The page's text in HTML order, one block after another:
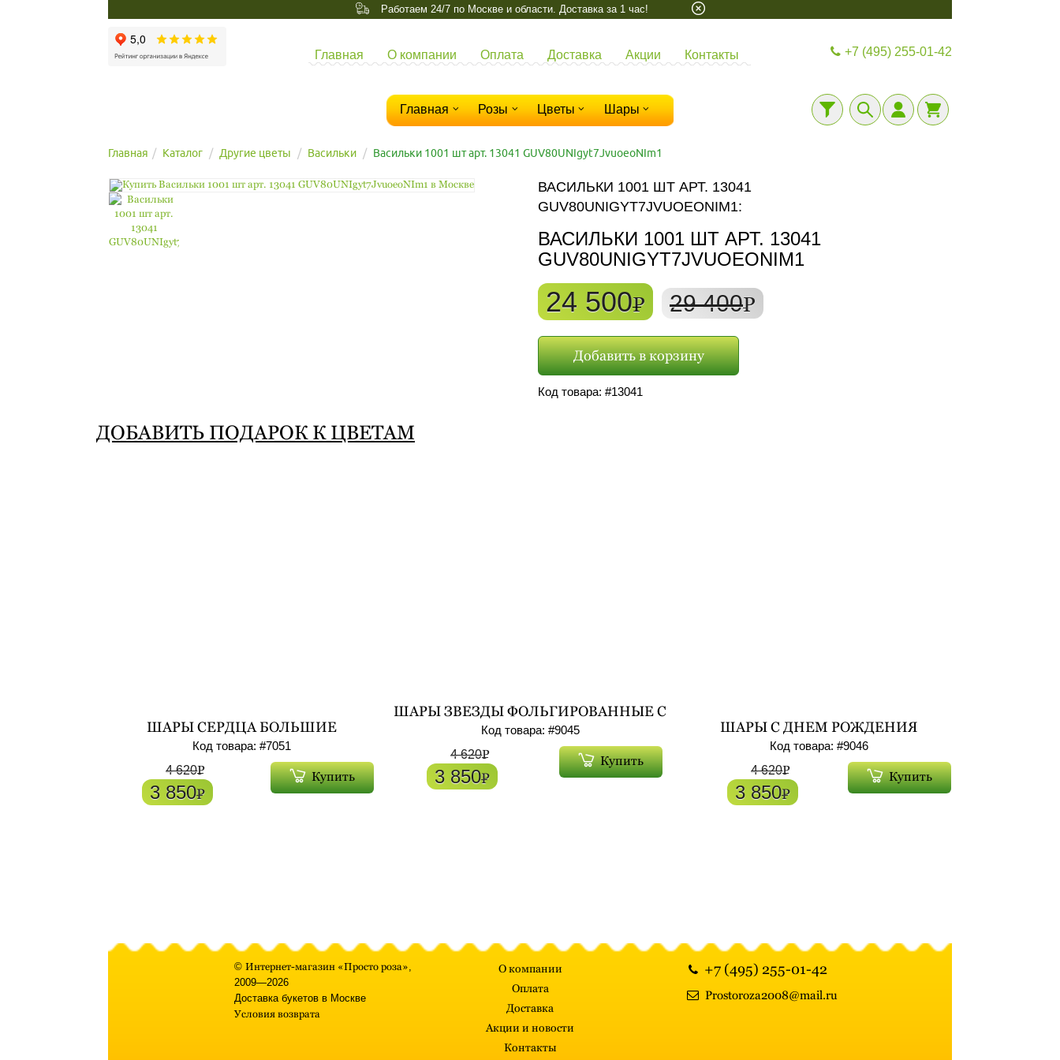
Работаем 24/7 по Москве и области. Доставка за 1 час!
Главная О компании Оплата Доставка Акции Контакты
Главная Розы Цветы Шары
+7 (495) 255-01-42
Главная Каталог Другие цветы Васильки Васильки 1001 шт арт. 13041 GUV80UNIgyt7JvuoeoNIm1
ВАСИЛЬКИ 1001 ШТ АРТ. 13041
GUV80UNIGYT7JVUOEONIM1:
ВАСИЛЬКИ 1001 ШТ АРТ. 13041
GUV80UNIGYT7JVUOEONIM1
24 500P 29 400P
Добавить в корзину
Код товара: #13041
ДОБАВИТЬ ПОДАРОК К ЦВЕТАМ
ШАРЫ СЕРДЦА БОЛЬШИЕ
ФОЛЬГИРОВАННЫЕ С ГЕЛИЕМ 7ШТ
АРТ. 7051
Код товара: #7051
4 620P
3 850P
Купить
ШАРЫ ЗВЕЗДЫ ФОЛЬГИРОВАННЫЕ С
ГЕЛИЕМ 7ШТ АРТ. 9045
Код товара: #9045
4 620P
3 850P
Купить
ШАРЫ С ДНЕМ РОЖДЕНИЯ
БОЛЬШИЕ ФОЛЬГИРОВАННЫЕ С
ГЕЛИЕМ 7ШТ АРТ. 9046
Код товара: #9046
4 620P
3 850P
Купить
© Интернет-магазин «Просто роза»,
2009—2026
Доставка букетов в Москве
Условия возврата
О компании
Оплата
Доставка
Акции и новости
Контакты
+7 (495) 255-01-42
Prostoroza2008@mail.ru